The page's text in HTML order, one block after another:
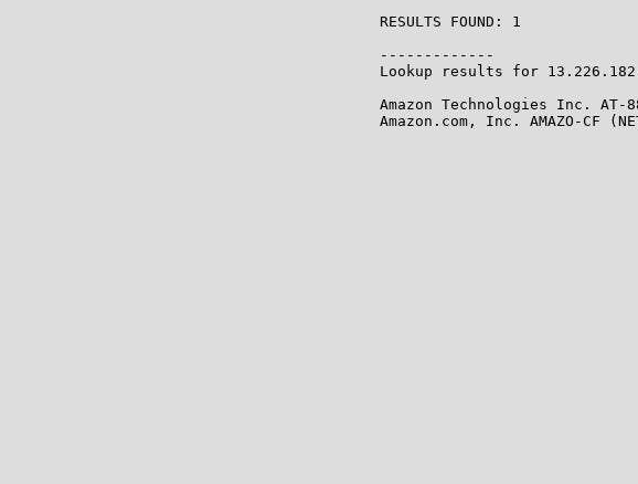
RESULTS FOUND: 1
-------------
Lookup results for
Amazon Technologies Inc.
Amazon.com, Inc. AMAZO-CF